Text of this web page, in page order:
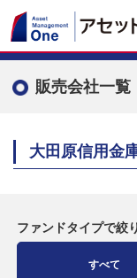
販売会社一覧
大田原信用金
ファンドタイプで絞
すべて